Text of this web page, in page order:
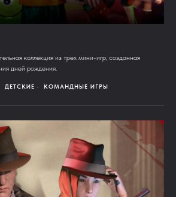
коллекция из трех мини-игр, созданная
дней рождения.
ДЕТСКИЕ КОМАНДНЫЕ ИГРЫ